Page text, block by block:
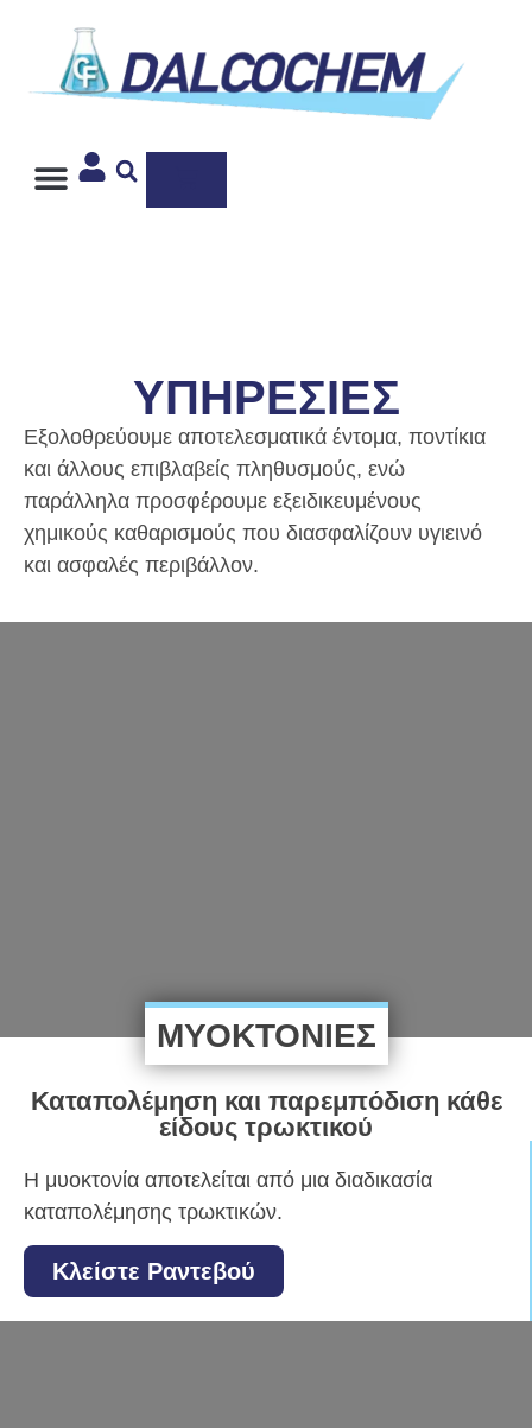
ΥΠΗΡΕΣΙΕΣ
Εξολοθρεύουμε αποτελεσματικά έντομα, ποντίκια
και άλλους επιβλαβείς πληθυσμούς, ενώ
παράλληλα προσφέρουμε εξειδικευμένους
χημικούς καθαρισμούς που διασφαλίζουν υγιεινό
και ασφαλές περιβάλλον.
ΜΥΟΚΤΟΝΙΕΣ
Καταπολέμηση και παρεμπόδιση κάθε
είδους τρωκτικού
Η μυοκτονία αποτελείται από μια διαδικασία
καταπολέμησης τρωκτικών.
Κλείστε Ραντεβού